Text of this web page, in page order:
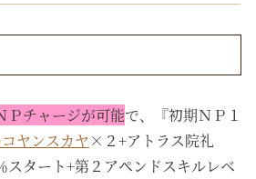
Ｐチャージが可能で、『初期ＮＰ１
ヤンスカヤ×２+アトラス院礼
スタート+第２アペンドスキルレベ